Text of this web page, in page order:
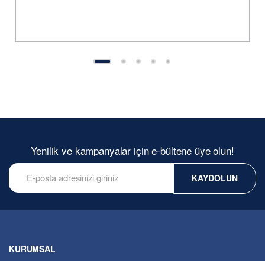
Yenilik ve kampanyalar için e-bültene üye olun!
KAYDOLUN
KURUMSAL